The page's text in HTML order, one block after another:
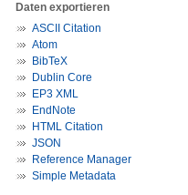
Daten exportieren
ASCII Citation
Atom
BibTeX
Dublin Core
EP3 XML
EndNote
HTML Citation
JSON
Reference Manager
Simple Metadata